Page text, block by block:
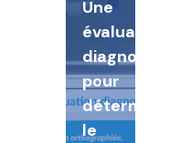
Une
évaluation
diagnostique
pour
déterminer
le